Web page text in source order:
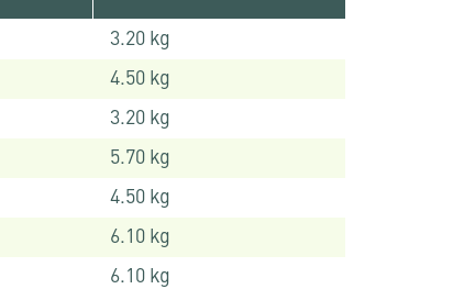
3.20 kg
4.50 kg
3.20 kg
5.70 kg
4.50 kg
6.10 kg
6.10 kg